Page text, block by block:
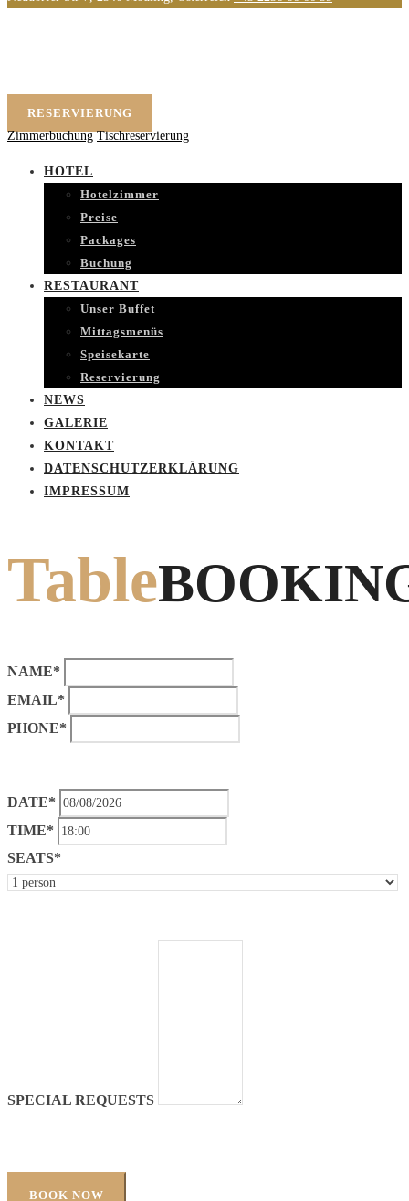
RESERVIERUNG
Zimmerbuchung Tischreservierung
HOTEL
Hotelzimmer
Preise
Packages
Buchung
RESTAURANT
Unser Buffet
Mittagsmenüs
Speisekarte
Reservierung
NEWS
GALERIE
KONTAKT
DATENSCHUTZERKLÄRUNG
IMPRESSUM
Table
NAME*
EMAIL*
PHONE*
DATE*
TIME*
SEATS*
SPECIAL REQUESTS